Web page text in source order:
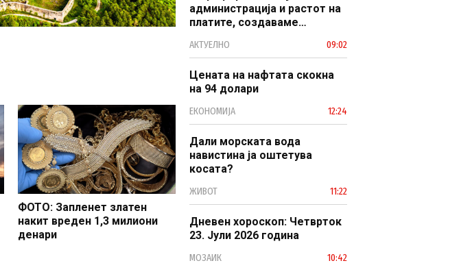
ФОТО: Запленет златен
накит вреден 1,3 милиони
денари
администрација и растот на
платите, создаваме
модерен јавен сектор
АКТУЕЛНО 09:02
Цената на нафтата скокна
на 94 долари
ЕКОНОМИЈА 12:24
Дали морската вода
навистина ја оштетува
косата?
ЖИВОТ 11:22
Дневен хороскоп: Четврток
23. Јули 2026 година
МОЗАИК 10:42